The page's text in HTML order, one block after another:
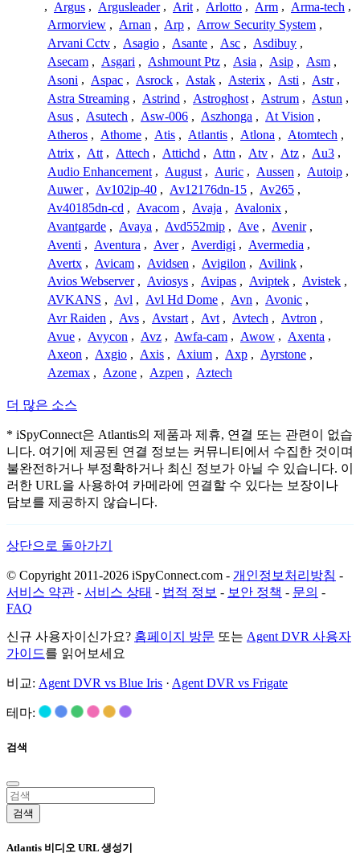
, Argus , Argusleader , Arit , Arlotto , Arm , Arma-tech ,
Armorview , Arnan , Arp , Arrow Security System ,
Arvani Cctv , Asagio , Asante , Asc , Asdibuy ,
Asecam , Asgari , Ashmount Ptz , Asia , Asip , Asm ,
Asoni , Aspac , Asrock , Astak , Asterix , Asti , Astr ,
Astra Streaming , Astrind , Astroghost , Astrum , Astun ,
Asus , Asutech , Asw-006 , Aszhonga , At Vision ,
Atheros , Athome , Atis , Atlantis , Atlona , Atomtech ,
Atrix , Att , Attech , Attichd , Attn , Atv , Atz , Au3 ,
Audio Enhancement , August , Auric , Aussen , Autoip ,
Auwer , Av102ip-40 , Av12176dn-15 , Av265 ,
Av40185dn-cd , Avacom , Avaja , Avalonix ,
Avantgarde , Avaya , Avd552mip , Ave , Avenir ,
Aventi , Aventura , Aver , Averdigi , Avermedia ,
Avertx , Avicam , Avidsen , Avigilon , Avilink ,
Avios Webserver , Aviosys , Avipas , Aviptek , Avistek ,
AVKANS , Avl , Avl Hd Dome , Avn , Avonic ,
Avr Raiden , Avs , Avstart , Avt , Avtech , Avtron ,
Avue , Avycon , Avz , Awfa-cam , Awow , Axenta ,
Axeon , Axgio , Axis , Axium , Axp , Ayrstone ,
Azemax , Azone , Azpen , Aztech
더 많은 소스
* iSpyConnect은 Atlantis의 제품과 제휴, 연결 또는 관련이 없습
니다. 여기에 제공된 연결 정보는 커뮤니티에서 수집한 것이며
불완전하거나 부정확하거나 최신 정보가 아닐 수 있습니다. 이
러한 URL을 사용하여 카메라에 연결할 수 있다는 보장이나
담보를 제공하지 않습니다.
상단으로 돌아가기
© Copyright 2011-2026 iSpyConnect.com - 개인정보처리방침 -
서비스 약관 - 서비스 상태 - 법적 정보 - 보안 정책 - 문의 -
FAQ
신규 사용자이신가요? 홈페이지 방문 또는 Agent DVR 사용자
가이드를 읽어보세요
비교: Agent DVR vs Blue Iris · Agent DVR vs Frigate
테마:
검색
검색
Atlantis 비디오 URL 생성기